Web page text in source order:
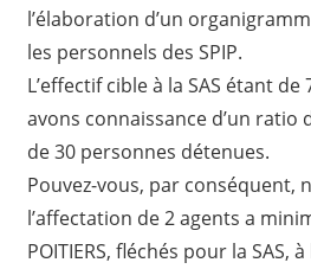
l’élaboration d’un
les personnels des SPIP.
L’effectif cible à la SAS étant
avons connaissance d’un ratio
de 30 personnes détenues.
Pouvez-vous, par conséquent,
l’affectation de 2 agents a
POITIERS, fléchés pour la SAS,